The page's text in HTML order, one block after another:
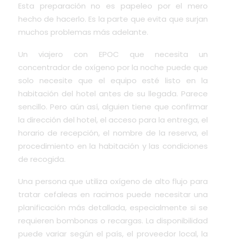
Esta preparación no es papeleo por el mero
hecho de hacerlo. Es la parte que evita que surjan
muchos problemas más adelante.
Un viajero con EPOC que necesita un
concentrador de oxígeno por la noche puede que
solo necesite que el equipo esté listo en la
habitación del hotel antes de su llegada. Parece
sencillo. Pero aún así, alguien tiene que confirmar
la dirección del hotel, el acceso para la entrega, el
horario de recepción, el nombre de la reserva, el
procedimiento en la habitación y las condiciones
de recogida.
Una persona que utiliza oxígeno de alto flujo para
tratar cefaleas en racimos puede necesitar una
planificación más detallada, especialmente si se
requieren bombonas o recargas. La disponibilidad
puede variar según el país, el proveedor local, la